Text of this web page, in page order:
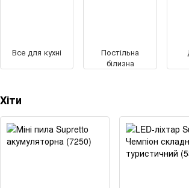
Все для кухні
Постільна
білизна
Хіти